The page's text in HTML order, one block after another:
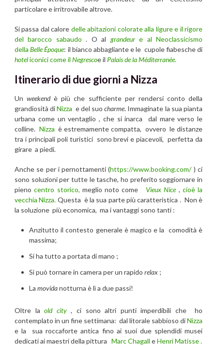
particolare e irritrovabile altrove.
Si passa dal calore delle abitazioni colorate alla ligure e il rigore
del barocco sabaudo . O al grandeure al Neoclassicismo
dellaBelle Époque: il bianco abbagliante e le cupole fiabesche di
hoteliconici come il Negrescoe il Palais de la Méditerranée.
Itinerario di due giorni a Nizza
Unweekendè più che sufficiente per rendersi conto della
grandiosità diNizza e del suocharme. Immaginate la sua pianta
urbana come un ventaglio , che si inarca dal mare verso le
colline. Nizza è estremamente compatta, ovvero le distanze
tra i principali poli turistici sono brevi e piacevoli, perfetta da
girare a piedi.
Anche se per i pernottamenti (https://www.booking.com/) ci
sono soluzioni per tutte le tasche, ho preferito soggiornare in
pienocentro storico, meglio noto come Vieux Nice, cioè la
vecchia Nizza. Questa è la sua parte più caratteristica . Non è
la soluzione più economica, ma i vantaggi sono tanti :
Anzitutto il contesto generale è magico e la comodità è
massima;
Si ha tutto a portata di mano ;
Si può tornare in camera per un rapido relax ;
La movidanotturna è lì a due passi!
Oltre laold city, ci sono altri punti imperdibili che ho
contemplato in un fine settimana: dal litorale sabbioso diNizza
e la sua roccaforte antica fino ai suoi due splendidi musei
dedicati ai maestri della pittura Marc Chagall eHenri Matisse .